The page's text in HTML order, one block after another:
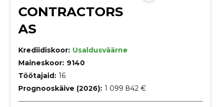
CONTRACTORS
AS
Krediidiskoor: Usaldusväärne
Maineskoor: 9140
Töötajaid: 16
Prognooskäive (2026): 1 099 842 €